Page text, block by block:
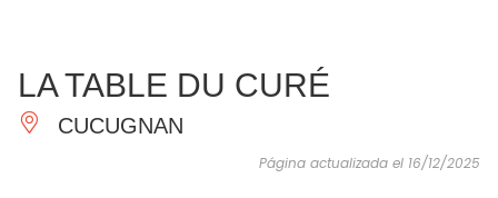
IMPRESCINDIBLES
HACER
INSPIRACIONES
LA TABLE DU CURÉ
CUCUGNAN
Página actualizada el 16/12/2025